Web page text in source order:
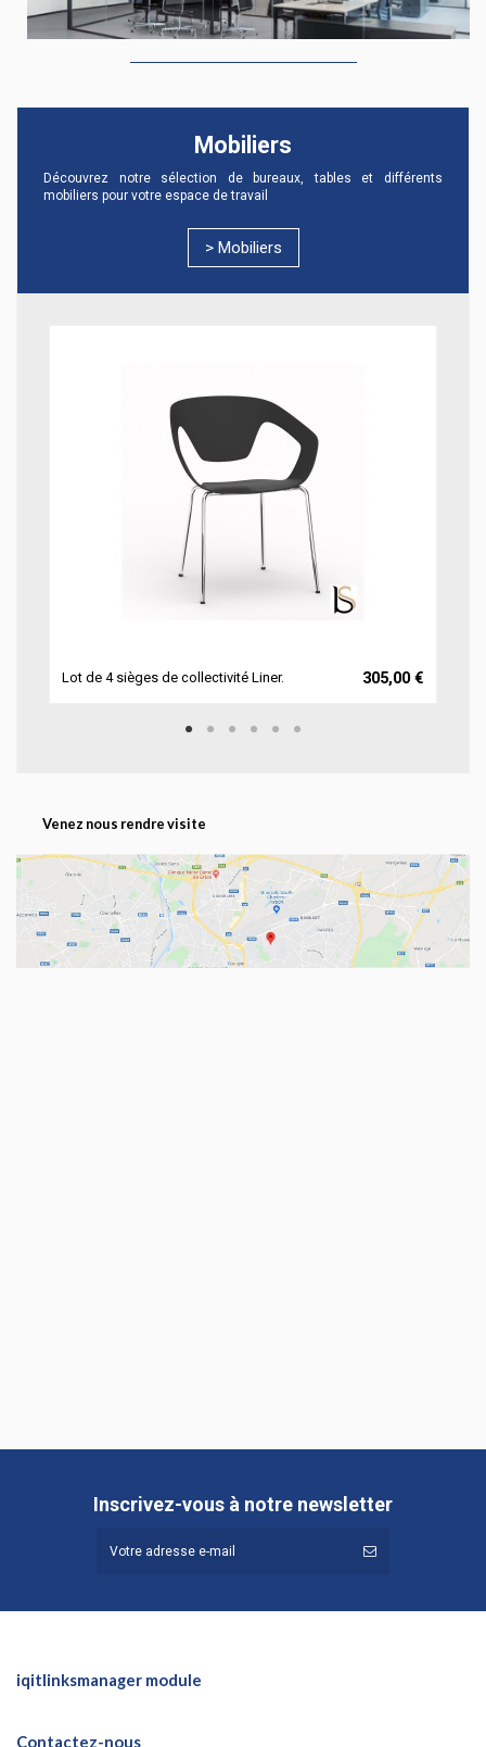
Mobiliers
Découvrez notre sélection de bureaux, tables et différents
mobiliers pour votre espace de travail
> Mobiliers
Lot de 4 sièges de collectivité Liner. 305,00 €
Venez nous rendre visite
Inscrivez-vous à notre newsletter
iqitlinksmanager module
Contactez-nous